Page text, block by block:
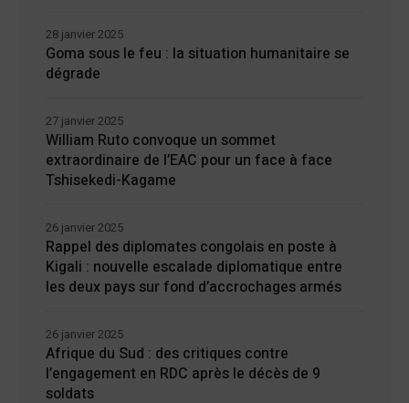
Goma sous le feu : la situation humanitaire se
dégrade
28 janvier 2025
William Ruto convoque un sommet
extraordinaire de l’EAC pour un face à face
Tshisekedi-Kagame
27 janvier 2025
Rappel des diplomates congolais en poste à
Kigali : nouvelle escalade diplomatique entre
les deux pays sur fond d’accrochages armés
26 janvier 2025
Afrique du Sud : des critiques contre
l’engagement en RDC après le décès de 9
soldats
26 janvier 2025